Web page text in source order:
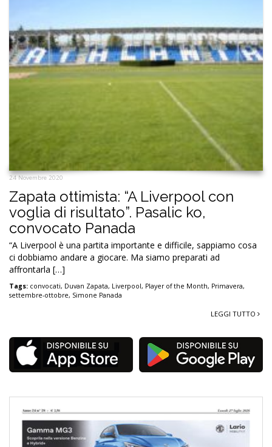
24 Novembre 2020
Zapata ottimista: “A Liverpool con
voglia di risultato”. Pasalic ko,
convocato Panada
“A Liverpool è una partita importante e difficile, sappiamo cosa
ci dobbiamo andare a giocare. Ma siamo preparati ad
affrontarla […]
Tags: convocati, Duvan Zapata, Liverpool, Player of the Month, Primavera,
settembre-ottobre, Simone Panada
LEGGI TUTTO